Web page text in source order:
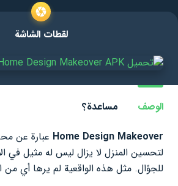
لقطات الشاشة
الوصف
مساعدة؟
Home Design Makeover عبارة عن
لتحسين المنزل لا يزال ليس له مثيل في
للجوّال. مثل هذه الواقعية لم يرها أي من